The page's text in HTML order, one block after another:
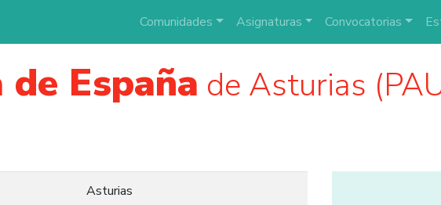
Comunidades Asignaturas Convocatorias
España de Asturias
Asturias